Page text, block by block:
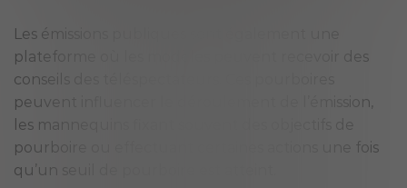
Les émissions publiques sont également une
plateforme où les modèles peuvent recevoir des
conseils des téléspectateurs. Ces pourboires
peuvent influencer le déroulement de l’émission,
les mannequins fixant souvent des objectifs de
pourboire ou effectuant certaines actions une fois
qu’un seuil de pourboire est atteint.